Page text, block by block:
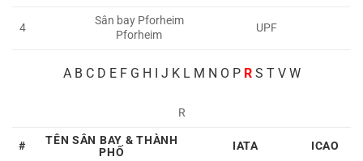
4
Sân bay Pforheim
Pforheim
UPF
A B C D E F G H I J K L M N O P R S T V W
R
#
TÊN SÂN BAY & THÀNH
PHỐ
IATA ICAO